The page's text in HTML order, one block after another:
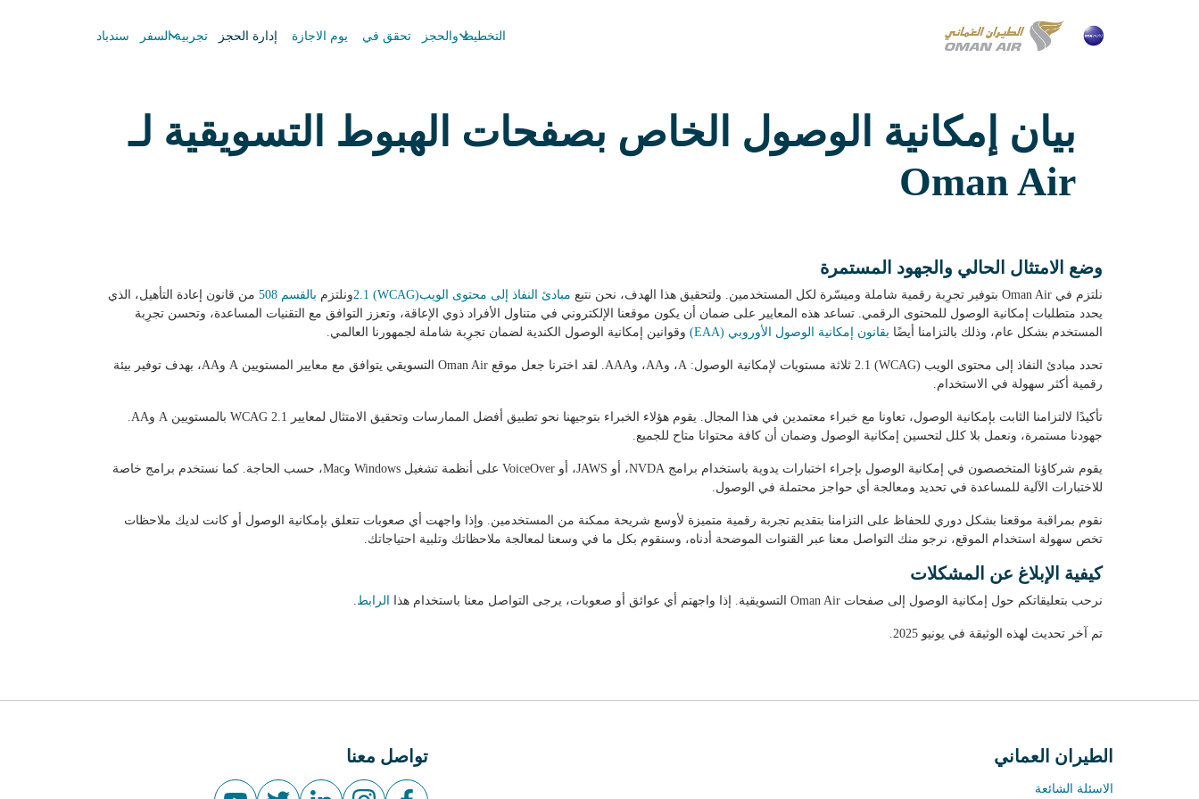
التخطيط والحجز
keyboard_arrow_down تحقق في يوم الاجازة إدارة الحجز تجربية السفر
keyboard_arrow_down سندباد
بيان إمكانية الوصول الخاص بصفحات الهبوط التسويقية لـ
Oman Air
وضع الامتثال الحالي والجهود المستمرة
نلتزم في Oman Air بتوفير تجرِبة رقمية شاملة وميسّرة لكل المستخدمين. ولتحقيق هذا الهدف، نحن نتبع مبادئ النفاذ إلى محتوى الويب(WCAG) 2.1 ونلتزم بالقسم 508
من قانون إعادة التأهيل، الذي
يحدد متطلبات إمكانية الوصول للمحتوى الرقمي. تساعد هذه المعايير على ضمان أن يكون موقعنا الإلكتروني في متناول الأفراد ذوي الإعاقة، وتعزز التوافق مع التقنيات المساعدة، وتحسن تجرِبة
المستخدم بشكل عام، وذلك بالتزامنا أيضًا بقانون إمكانية الوصول الأوروبي (EAA) وقوانين إمكانية الوصول الكندية لضمان تجرِبة شاملة لجمهورنا العالمي.
تحدد مبادئ النفاذ إلى محتوى الويب (WCAG) 2.1 ثلاثة مستويات لإمكانية الوصول: A، وAA، وAAA. لقد اخترنا جعل موقع Oman Air التسويقي يتوافق مع معايير المستويين A وAA، بهدف توفير بيئة
رقمية أكثر سهولة في الاستخدام.
تأكيدًا لالتزامنا الثابت بإمكانية الوصول، تعاونا مع خبراء معتمدين في هذا المجال. يقوم هؤلاء الخبراء بتوجيهنا نحو تطبيق أفضل الممارسات وتحقيق الامتثال لمعايير WCAG 2.1 بالمستويين A وAA.
جهودنا مستمرة، ونعمل بلا كلل لتحسين إمكانية الوصول وضمان أن كافة محتوانا متاح للجميع.
يقوم شركاؤنا المتخصصون في إمكانية الوصول بإجراء اختبارات يدوية باستخدام برامج NVDA، أو JAWS، أو VoiceOver على أنظمة تشغيل Windows وMac، حسب الحاجة. كما نستخدم برامج خاصة
للاختبارات الآلية للمساعدة في تحديد ومعالجة أي حواجز محتملة في الوصول.
نقوم بمراقبة موقعنا بشكل دوري للحفاظ على التزامنا بتقديم تجربة رقمية متميزة لأوسع شريحة ممكنة من المستخدمين. وإذا واجهت أي صعوبات تتعلق بإمكانية الوصول أو كانت لديك ملاحظات
تخص سهولة استخدام الموقع، نرجو منك التواصل معنا عبر القنوات الموضحة أدناه، وسنقوم بكل ما في وسعنا لمعالجة ملاحظاتك وتلبية احتياجاتك.
كيفية الإبلاغ عن المشكلات
نرحب بتعليقاتكم حول إمكانية الوصول إلى صفحات Oman Air التسويقية. إذا واجهتم أي عوائق أو صعوبات، يرجى التواصل معنا باستخدام هذا الرابط.
تم آخر تحديث لهذه الوثيقة في يونيو 2025.
الطيران العماني
الاسئلة الشائعة
تواصل معنا